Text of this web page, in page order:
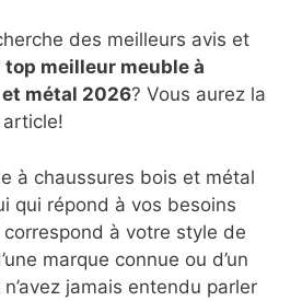
des meilleurs avis et
top meilleur meuble à
métal 2026? Vous aurez la
à chaussures bois et métal
qui répond à vos besoins
à votre style de
marque connue ou d’un
jamais entendu parler